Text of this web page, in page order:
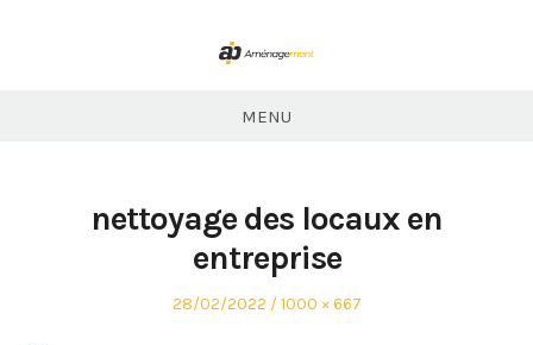
MENU
nettoyage des locaux en
entreprise
Posted
28/02/2022
Full
1000 × 667